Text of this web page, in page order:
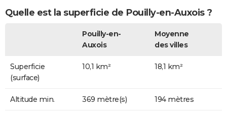
Quelle est la superficie de Pouilly-en-Auxois ?
Pouilly-en-
Auxois
Moyenne
des villes
Superficie
(surface)
10,1 km² 18,1 km²
Altitude min. 369 mètre(s) 194 mètres